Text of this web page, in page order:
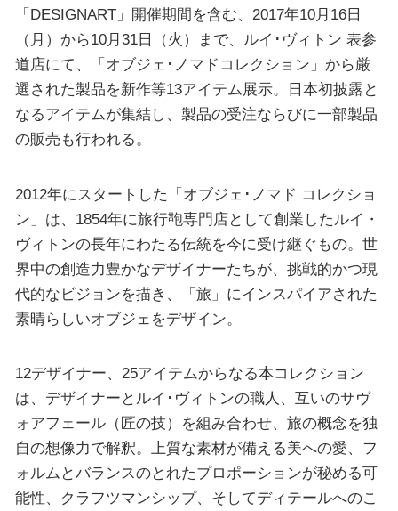
「DESIGNART」開催期間を含む、2017年10月16日
（月）から10月31日（火）まで、ルイ･ヴィトン 表参
道店にて、「オブジェ･ノマドコレクション」から厳
選された製品を新作等13アイテム展示。日本初披露と
なるアイテムが集結し、製品の受注ならびに一部製品
の販売も行われる。
2012年にスタートした「オブジェ･ノマド コレクショ
ン」は、1854年に旅行鞄専門店として創業したルイ・
ヴィトンの長年にわたる伝統を今に受け継ぐもの。世
界中の創造力豊かなデザイナーたちが、挑戦的かつ現
代的なビジョンを描き、「旅」にインスパイアされた
素晴らしいオブジェをデザイン。
12デザイナー、25アイテムからなる本コレクション
は、デザイナーとルイ･ヴィトンの職人、互いのサヴ
ォアフェール（匠の技）を組み合わせ、旅の概念を独
自の想像力で解釈。上質な素材が備える美への愛、フ
ォルムとバランスのとれたプロポーションが秘める可
能性、クラフツマンシップ、そしてディテールへのこ